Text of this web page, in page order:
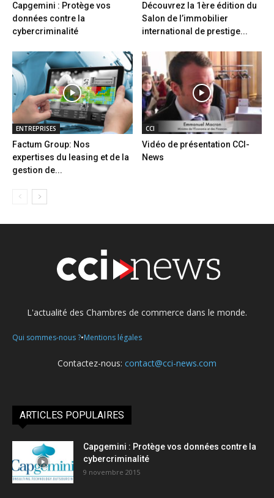
Capgemini : Protège vos
données contre la
cybercriminalité
Découvrez la 1ère édition du
Salon de l’immobilier
international de prestige...
ENTREPRISES
Factum Group: Nos
expertises du leasing et de la
gestion de...
CCI
Vidéo de présentation CCI-
News
L'actualité des Chambres de commerce dans le monde.
Qui sommes-nous ?•Mentions légales
Contactez-nous: contact@cci-news.com
ARTICLES POPULAIRES
Capgemini : Protège vos données contre la
cybercriminalité
9 novembre 2015